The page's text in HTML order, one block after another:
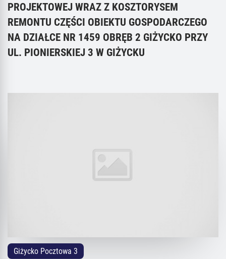
PROJEKTOWEJ WRAZ Z KOSZTORYSEM
REMONTU CZĘŚCI OBIEKTU GOSPODARCZEGO
NA DZIAŁCE NR 1459 OBRĘB 2 GIŻYCKO PRZY
UL. PIONIERSKIEJ 3 W GIŻYCKU
Giżycko Pocztowa 3